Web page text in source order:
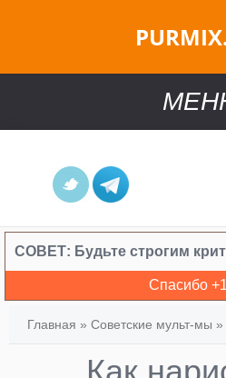
СОВЕТ: Будьте строгим
Спасибо +
Главная » Советские мульт-мы »